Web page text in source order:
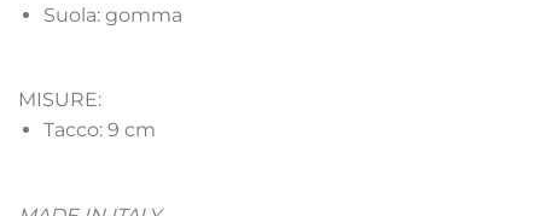
Suola: gomma
MISURE:
Tacco: 9 cm